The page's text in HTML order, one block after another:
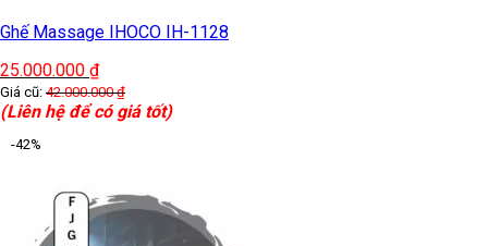
Ghế Massage IHOCO IH-1128
25.000.000 ₫
Giá cũ: 42.000.000₫
(Liên hệ để có giá tốt)
-42%